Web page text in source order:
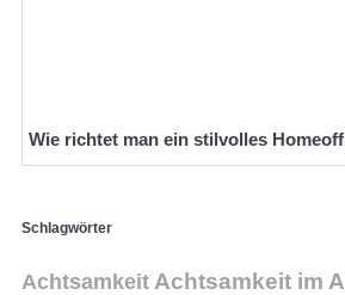
Wie richtet man ein stilvolles
Schlagwörter
Achtsamkeit Achtsamkeit im